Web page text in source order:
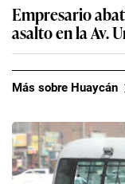
Empresario
asalto en la Av.
Más sobre Huaycán